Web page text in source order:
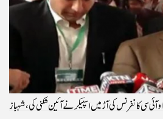
او آئی سی کانفرنس کی آڑ میں اسپیکر نے آئین شکنی کی، شہباز